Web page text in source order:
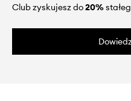
Club zyskujesz do20%